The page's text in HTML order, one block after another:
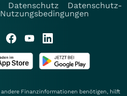
Datenschutz
Datenschutz-
Nutzungsbedingungen
Finanzinformationen benötigen, hilft